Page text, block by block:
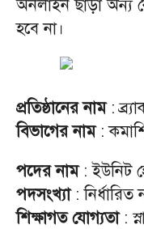
অনলাইন ছাড়া অন্য
হবে না।
প্রতিষ্ঠানের নাম:
বিভাগের নাম :
পদের নাম : ইউনিট
পদসংখ্যা: নির্ধারিত
শিক্ষাগত যোগ্যতা: